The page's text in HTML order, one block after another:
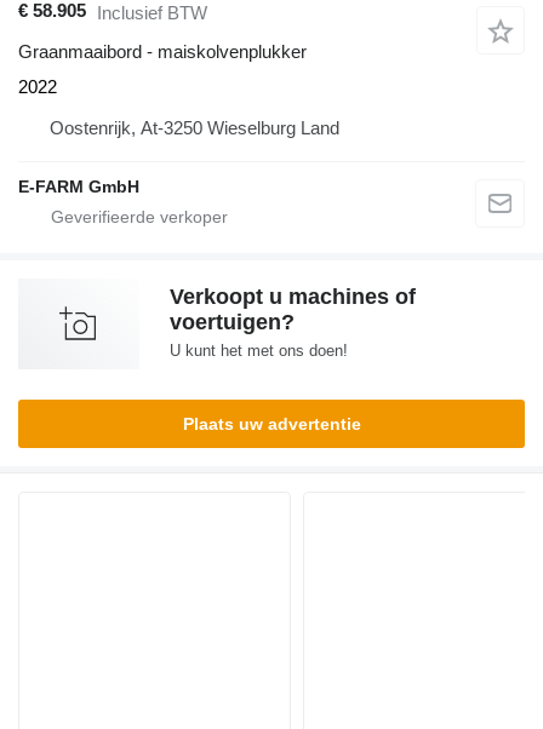
€ 58.905 Inclusief BTW
Graanmaaibord - maiskolvenplukker
2022
Oostenrijk, At-3250 Wieselburg Land
E-FARM GmbH
Verkoopt u machines of
voertuigen?
U kunt het met ons doen!
Plaats uw advertentie